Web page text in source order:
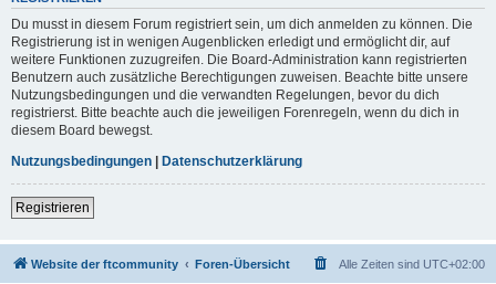
Du musst in diesem Forum registriert sein, um dich anmelden zu können. Die
Registrierung ist in wenigen Augenblicken erledigt und ermöglicht dir, auf
weitere Funktionen zuzugreifen. Die Board-Administration kann registrierten
Benutzern auch zusätzliche Berechtigungen zuweisen. Beachte bitte unsere
Nutzungsbedingungen und die verwandten Regelungen, bevor du dich
registrierst. Bitte beachte auch die jeweiligen Forenregeln, wenn du dich in
diesem Board bewegst.
Nutzungsbedingungen | Datenschutzerklärung
Registrieren
Website der ftcommunity Foren-Übersicht Alle Zeiten sind UTC+02:00